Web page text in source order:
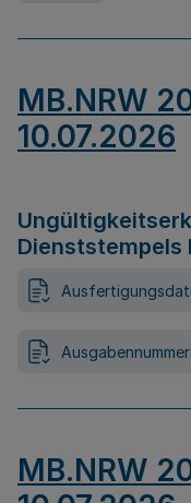
MB.NRW
10.07.2026
Dienststempels
Ausgabennummer
MB.NRW